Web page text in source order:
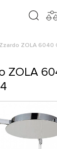
ZOLA 6040
ZOLA